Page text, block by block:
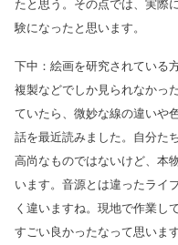
たと思う。その点では、実際
験になったと思います。
下中：絵画を研究されている
複製などでしか見られなかっ
ていたら、微妙な線の違いや
話を最近読みました。自分た
高尚なものではないけど、本
います。音源とは違ったライ
く違いますね。現地で作業し
すごい良かったなって思います